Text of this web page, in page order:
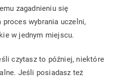
zagadnieniu się
proces wybrania uczelni,
w jednym miejscu.
czytasz to później, niektóre
Jeśli posiadasz też